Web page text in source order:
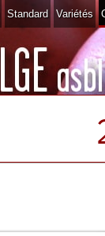
Standard Variétés